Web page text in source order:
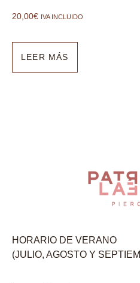
20,00€ IVA INCLUIDO
LEER MÁS
HORARIO DE VERANO
(JULIO, AGOSTO Y